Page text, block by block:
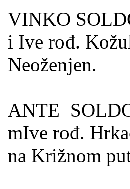
VINKO
i Ive rođ.
Neoženjen.
ANTE
mIve rođ.
na Križnom